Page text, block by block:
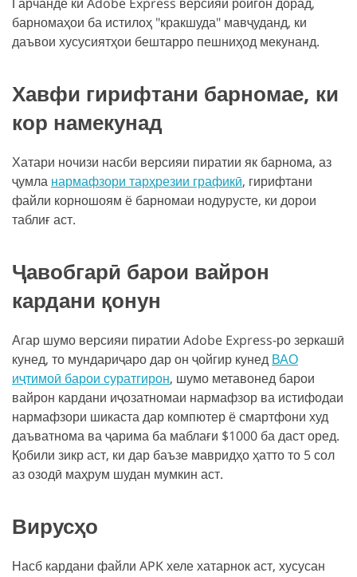
барномаҳои ба истилоҳ "кракшуда" мавҷуданд, ки
даъвои хусусиятҳои бештарро пешниҳод мекунанд.
Хавфи гирифтани барномае, ки
кор намекунад
Хатари ночизи насби версияи пиратии як барнома, аз
ҷумла нармафзори тарҳрезии графикӣ, гирифтани
файли корношоям ё барномаи нодурусте, ки дорои
таблиғ аст.
Ҷавобгарӣ барои вайрон
кардани қонун
Агар шумо версияи пиратии Adobe Express-ро зеркашӣ
кунед, то мундариҷаро дар он ҷойгир кунед ВАО
иҷтимоӣ барои суратгирон, шумо метавонед барои
вайрон кардани иҷозатномаи нармафзор ва истифодаи
нармафзори шикаста дар компютер ё смартфони худ
даъватнома ва ҷарима ба маблағи $1000 ба даст оред.
Қобили зикр аст, ки дар баъзе мавридҳо ҳатто то 5 сол
аз озодӣ маҳрум шудан мумкин аст.
Вирусҳо
Насб кардани файли APK хеле хатарнок аст, хусусан